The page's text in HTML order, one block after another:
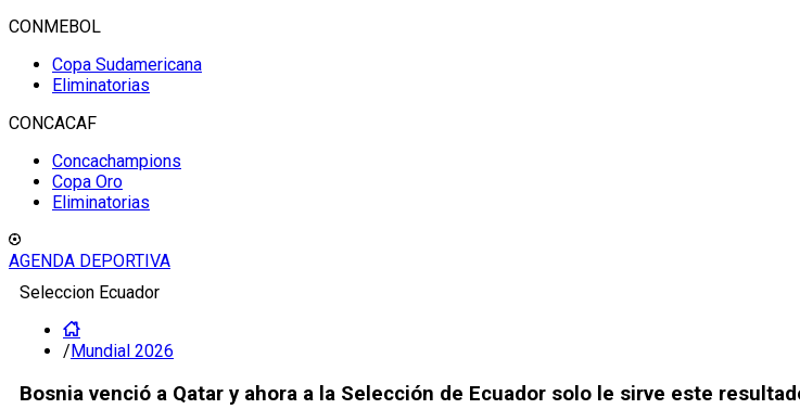
CONMEBOL
Copa Sudamericana
Eliminatorias
CONCACAF
Concachampions
Copa Oro
Eliminatorias
AGENDA DEPORTIVA
Seleccion Ecuador
/Mundial 2026
Bosnia venció a Qatar y ahora a la Selección de Ecuador solo le sirve este